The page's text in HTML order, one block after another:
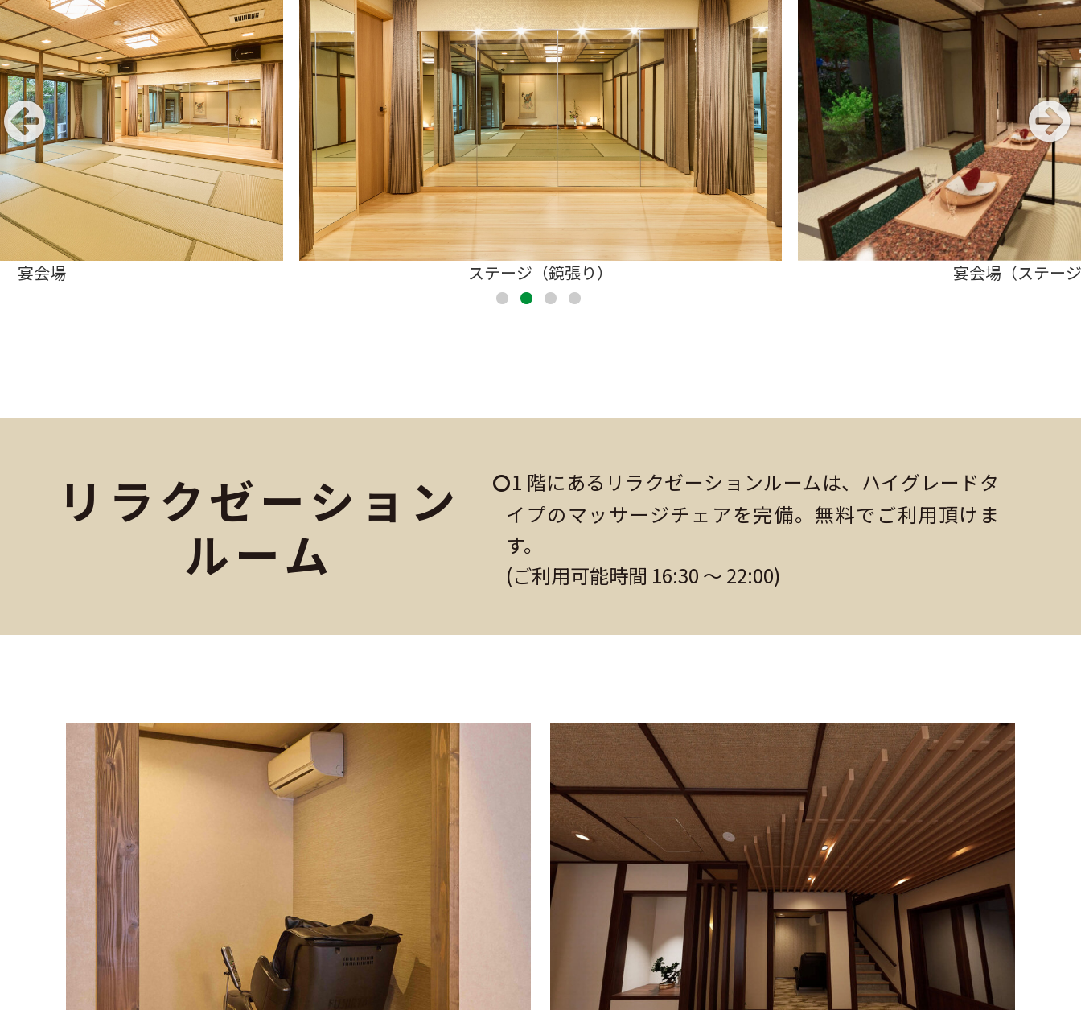
ージ（鏡張り） 宴会場（ステージ） 宴会場（椅子）
リラクゼーション
ルーム
1 階にあるリラクゼーションルームは、ハイグレードタ
イプのマッサージチェアを完備。無料でご利用頂けま
す。
(ご利用可能時間 16:30 ～ 22:00)